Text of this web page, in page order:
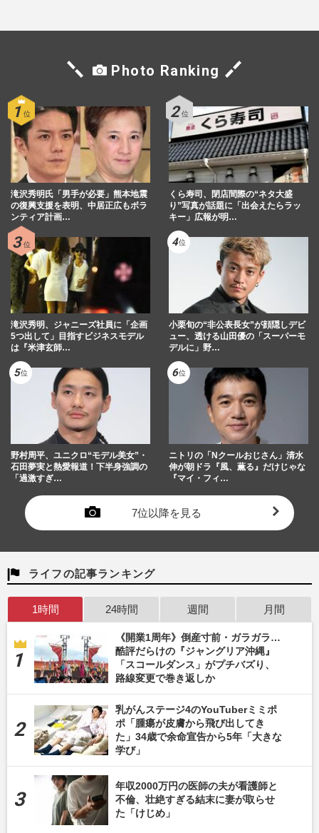
Photo Ranking
滝沢秀明氏「男手が必要」熊本地震
の復興支援を表明、中居正広もボラ
ンティア計画…
くら寿司、閉店間際の“ネタ大盛
り”写真が話題に「出会えたらラッ
キー」広報が明…
滝沢秀明、ジャニーズ社員に「企画
5つ出して」目指すビジネスモデル
は『米津玄師…
小栗旬の“非公表長女”が顔隠しデビ
ュー、透ける山田優の「スーパーモ
デルに」野…
野村周平、ユニクロ“モデル美女”・
石田夢実と熱愛報道！下半身強調の
「過激すぎ…
ニトリの「Nクールおじさん」清水
伸が朝ドラ『風、薫る』だけじゃな
『マイ・フィ…
7位以降を見る
ライフの記事ランキング
1時間 24時間 週間 月間
《開業1周年》倒産寸前・ガラガラ…
酷評だらけの『ジャングリア沖縄』
「スコールダンス」がプチバズり、
路線変更で巻き返しか
乳がんステージ4のYouTuberミミポ
ポ「腫瘍が皮膚から飛び出してき
た」34歳で余命宣告から5年「大きな
学び」
年収2000万円の医師の夫が看護師と
不倫、壮絶すぎる結末に妻が取らせ
た「けじめ」